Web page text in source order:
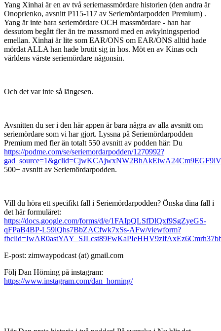
Yang Xinhai är en av två seriemassmördare historien (den andra är
Onoprienko, avsnitt P115-117 av Seriemördarpodden Premium) .
Yang är inte bara seriemördare OCH massmördare - han har
dessutom begått fler än tre massmord med en avkylningsperiod
emellan. Xinhai är lite som EAR/ONS om EAR/ONS alltid hade
mördat ALLA han hade brutit sig in hos. Möt en av Kinas och
världens värste seriemördare någonsin.
Och det var inte så längesen.
Avsnitten du ser i den här appen är bara några av alla avsnitt om
seriemördare som vi har gjort. Lyssna på Seriemördarpodden
Premium med fler än totalt 550 avsnitt av podden här: Du
https://podme.com/se/seriemordarpodden/1270992?
500+ avsnitt av Seriemördarpodden.
Vill du höra ett specifikt fall i Seriemördarpodden? Önska dina fall i
det här formuläret:
https://docs.google.com/forms/d/e/1FAIpQLSfDlQxf9SgZyeGS-
qFPaB4BP-L59lQhs7BbZACfwk7xSs-AFw/viewform?
E-post: zimwaypodcast (at) gmail.com
Följ Dan Hörning på instagram:
https://www.instagram.com/dan_horning/